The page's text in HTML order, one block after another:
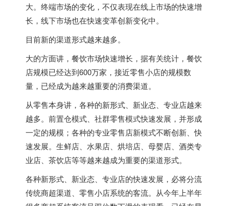
大。终端市场的变化，不仅表现在线上市场的快速增
长，线下市场也在快速变革创新变化中。
目前新的渠道形式越来越多。
大的方面讲，餐饮市场快速增长，据有关统计，餐饮
店规模已经达到600万家，接近零售小店的规模数
量，已经成为越来越重要的消费渠道。
从零售本身讲，各种的新形式、新业态、专业店越来
越多。前置仓模式、社群零售模式快速发展，并形成
一定的规模；各种的专业零售店新模式不断创新、快
速发展。生鲜店、水果店、烘培店、母婴店、酒类专
业店、茶饮店等等越来越成为重要的渠道形式。
各种新形式、新业态、专业店的快速发展，必将分流
传统商超渠道、零售小店系统的客流。从今年上半年